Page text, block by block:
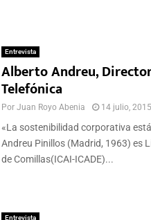
Entrevista
Alberto Andreu,
Telefónica
Por Juan Royo Abenia 14 julio, 2015
«La sostenibilidad corporativa
Andreu Pinillos (Madrid, 1963) es
de Comillas(ICAI-ICADE)...
Entrevista